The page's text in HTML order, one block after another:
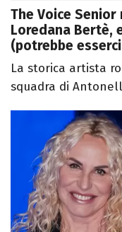
The Voice
Loredana Bertè,
(potrebbe
La storica artista
squadra di